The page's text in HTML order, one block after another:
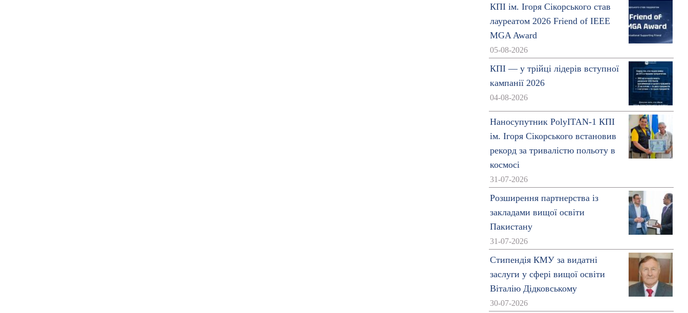
КПІ ім. Ігоря Сікорського став
лауреатом 2026 Friend of IEEE
MGA Award
05-08-2026
КПІ — у трійці лідерів вступної
кампанії 2026
04-08-2026
Наносупутник PolyITAN-1 КПІ
ім. Ігоря Сікорського встановив
рекорд за тривалістю польоту в
космосі
31-07-2026
Розширення партнерства із
закладами вищої освіти
Пакистану
31-07-2026
Стипендія КМУ за видатні
заслуги у сфері вищої освіти
Віталію Дідковському
30-07-2026